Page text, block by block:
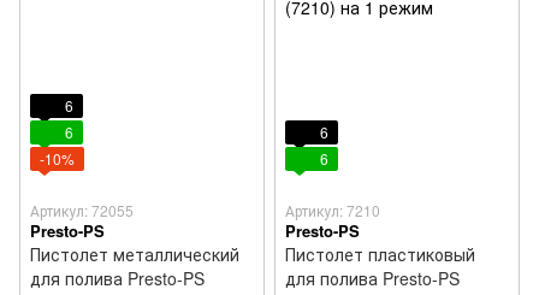
6
6
-10%
Артикул: 72055
Presto-PS
Пистолет металлический
для полива Presto-PS
6
6
Артикул: 7210
Presto-PS
Пистолет пластиковый
для полива Presto-PS